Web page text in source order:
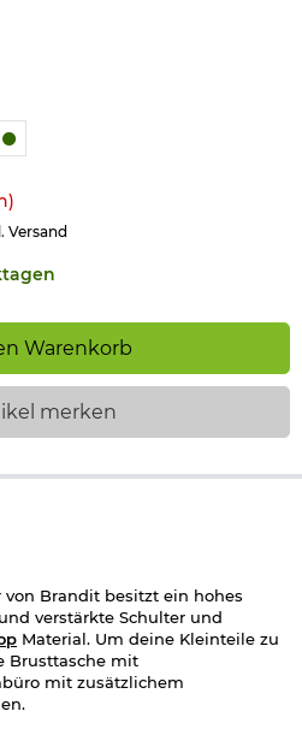
Versand
Warenkorb
merken
von Brandit besitzt ein hohes
verstärkte Schulter und
Material. Um deine Kleinteile zu
Brusttasche mit
mit zusätzlichem